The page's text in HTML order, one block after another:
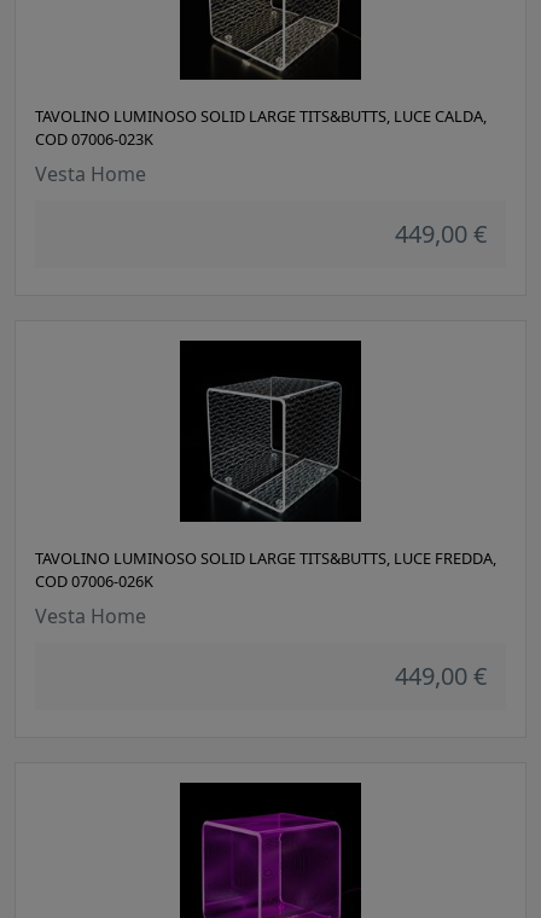
TAVOLINO LUMINOSO SOLID LARGE TITS&BUTTS, LUCE CALDA,
COD 07006-023K
Vesta Home
449,00 €
TAVOLINO LUMINOSO SOLID LARGE TITS&BUTTS, LUCE FREDDA,
COD 07006-026K
Vesta Home
449,00 €